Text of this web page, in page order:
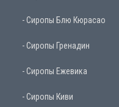
- Сиропы Блю Кюрасао
- Сиропы Гренадин
- Сиропы Ежевика
- Сиропы Киви